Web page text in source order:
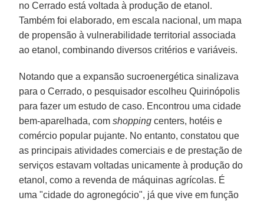
no Cerrado está voltada à produção de etanol.
Também foi elaborado, em escala nacional, um mapa
de propensão à vulnerabilidade territorial associada
ao etanol, combinando diversos critérios e variáveis.
Notando que a expansão sucroenergética sinalizava
para o Cerrado, o pesquisador escolheu Quirinópolis
para fazer um estudo de caso. Encontrou uma cidade
bem-aparelhada, comshopping centers, hotéis e
comércio popular pujante. No entanto, constatou que
as principais atividades comerciais e de prestação de
serviços estavam voltadas unicamente à produção do
etanol, como a revenda de máquinas agrícolas. É
uma "cidade do agronegócio", já que vive em função